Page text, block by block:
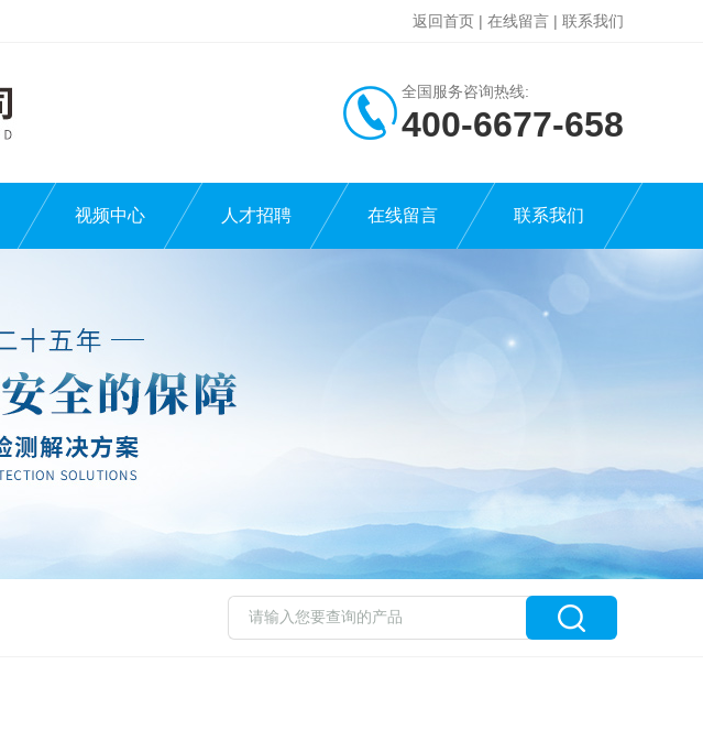
返回首页 | 在线留言 | 联系我们
全国服务咨询热线:
400-6677-658
视频中心 人才招聘 在线留言 联系我们